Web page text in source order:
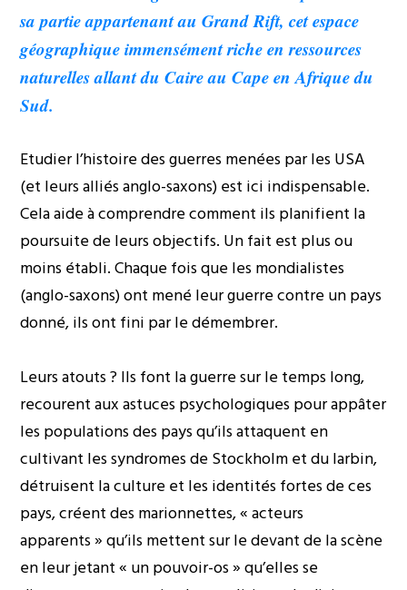
sa partie appartenant au Grand Rift, cet espace
géographique immensément riche en ressources
naturelles allant du Caire au Cape en Afrique du
Sud.
Etudier l’histoire des guerres menées par les USA
(et leurs alliés anglo-saxons) est ici indispensable.
Cela aide à comprendre comment ils planifient la
poursuite de leurs objectifs. Un fait est plus ou
moins établi. Chaque fois que les mondialistes
(anglo-saxons) ont mené leur guerre contre un pays
donné, ils ont fini par le démembrer.
Leurs atouts ? Ils font la guerre sur le temps long,
recourent aux astuces psychologiques pour appâter
les populations des pays qu’ils attaquent en
cultivant les syndromes de Stockholm et du larbin,
détruisent la culture et les identités fortes de ces
pays, créent des marionnettes, « acteurs
apparents » qu’ils mettent sur le devant de la scène
en leur jetant « un pouvoir-os » qu’elles se